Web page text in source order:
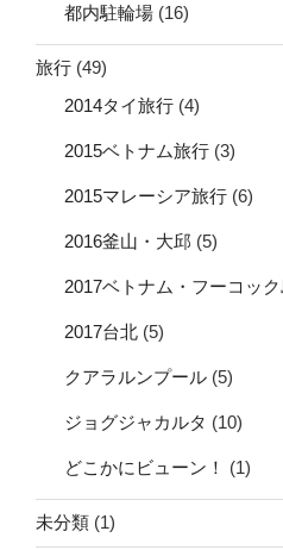
都内駐輪場 (16)
旅行 (49)
2014タイ旅行 (4)
2015ベトナム旅行 (3)
2015マレーシア旅行 (6)
2016釜山・大邱 (5)
2017ベトナム・フーコッ
2017台北 (5)
クアラルンプール (5)
ジョグジャカルタ (10)
どこかにビューン！ (1)
未分類 (1)